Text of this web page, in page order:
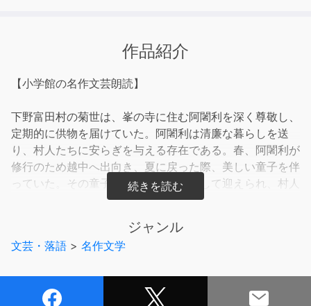
作品紹介
【小学館の名作文芸朗読】
下野富田村の菊世は、峯の寺に住む阿闍利を深く尊敬し、
定期的に供物を届けていた。阿闍利は清廉な暮らしを送
り、村人たちに安らぎを与える存在である。春、阿闍利が
修行のため越中へ出向き、夏に戻った際、美しい童子を伴
っていた。その童子は阿闍利の弟子として迎えられ、村人
たちもその美しさに心を奪われる。しかし、童子が来てか
ジャンル
文芸・落語 > 名作文学